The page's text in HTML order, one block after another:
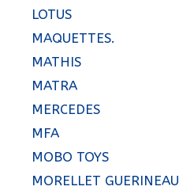
LOTUS
MAQUETTES.
MATHIS
MATRA
MERCEDES
MFA
MOBO TOYS
MORELLET GUERINEAU